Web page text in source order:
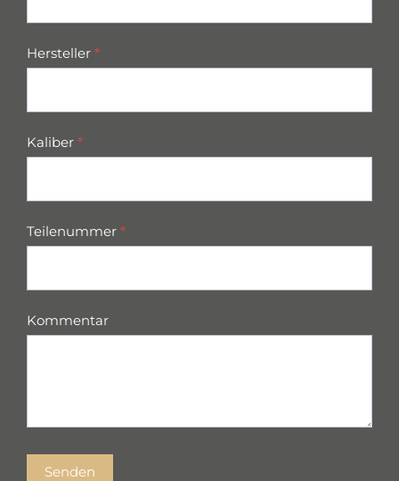
Hersteller *
Kaliber *
Teilenummer *
Kommentar
Senden